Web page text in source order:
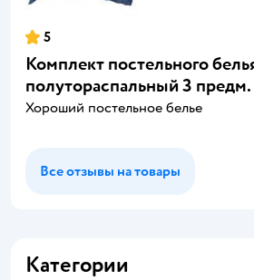
5
Комплект постельного
полутораспальный 3 предм.
Хороший постельное белье
Все отзывы на товары
Категории